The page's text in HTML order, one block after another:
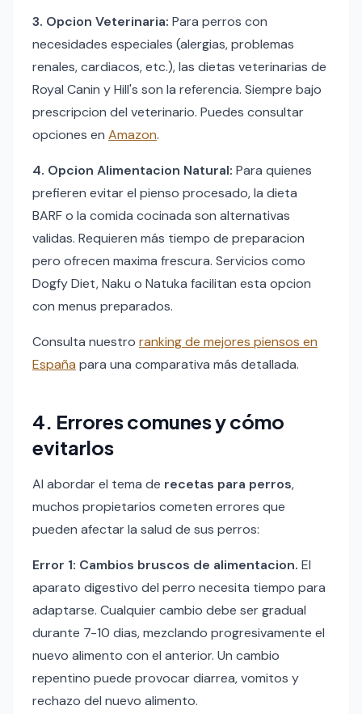
3. Opcion Veterinaria: Para perros con
necesidades especiales (alergias, problemas
renales, cardiacos, etc.), las dietas veterinarias de
Royal Canin y Hill's son la referencia. Siempre bajo
prescripcion del veterinario. Puedes consultar
opciones en Amazon.
4. Opcion Alimentacion Natural: Para quienes
prefieren evitar el pienso procesado, la dieta
BARF o la comida cocinada son alternativas
validas. Requieren más tiempo de preparacion
pero ofrecen maxima frescura. Servicios como
Dogfy Diet, Naku o Natuka facilitan esta opcion
con menus preparados.
Consulta nuestro ranking de mejores piensos en
España para una comparativa más detallada.
4. Errores comunes y cómo
evitarlos
Al abordar el tema de recetas para perros,
muchos propietarios cometen errores que
pueden afectar la salud de sus perros:
Error 1: Cambios bruscos de alimentacion. El
aparato digestivo del perro necesita tiempo para
adaptarse. Cualquier cambio debe ser gradual
durante 7-10 dias, mezclando progresivamente el
nuevo alimento con el anterior. Un cambio
repentino puede provocar diarrea, vomitos y
rechazo del nuevo alimento.